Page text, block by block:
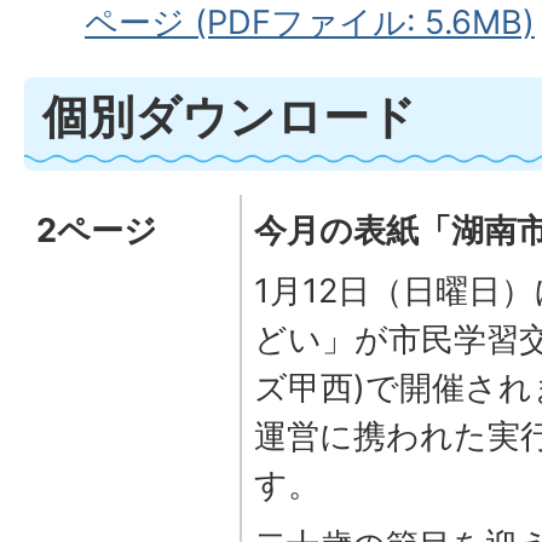
ページ (PDFファイル: 5.6MB)
個別ダウンロード
2ページ
今月の表紙「湖南
1月12日（日曜日
どい」が市民学習
ズ甲西)で開催さ
運営に携われた実
す。